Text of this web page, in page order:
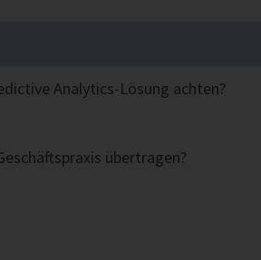
Analytics-Lösung achten?
übertragen?